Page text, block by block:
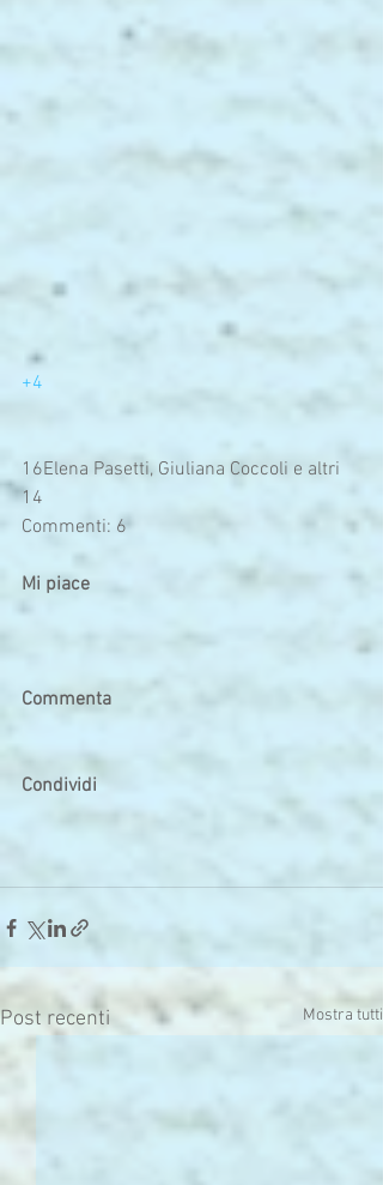
+4
16Elena Pasetti, Giuliana Coccoli e altri
14
Commenti: 6
Mi piace
Commenta
Condividi
Post recenti Mostra tutti